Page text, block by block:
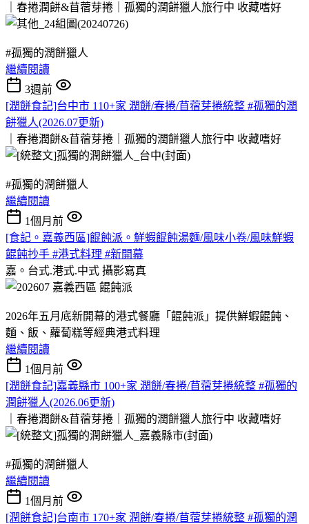
｜春捲潤餅&苜蓿芽捲｜孤獨的潤餅獵人旅行中 收藏嗜好
#孤獨的潤餅獵人
繼續閱讀
3週前
[潤餅食記]台中市 110+家 潤餅/春捲/苜蓿芽捲統整 #孤獨的潤
餅獵人(2026.07更新)
｜春捲潤餅&苜蓿芽捲｜孤獨的潤餅獵人旅行中 收藏嗜好
#孤獨的潤餅獵人
繼續閱讀
1個月前
[食記。嘉義西區]餛飩派。鮮蝦餛飩湯麵/風味小卷/風味鮮蝦
餛飩抄手 #港式料理 #新開幕
嘉。台式.港式.中式 攝影寫真
2026年五月底新開幕的港式餐廳「餛飩派」提供鮮蝦餛飩、
麵、飯、蘿蔔糕等經典港式料理
繼續閱讀
1個月前
[潤餅食記]嘉義縣市 100+家 潤餅/春捲/苜蓿芽捲統整 #孤獨的
潤餅獵人(2026.06更新)
｜春捲潤餅&苜蓿芽捲｜孤獨的潤餅獵人旅行中 收藏嗜好
#孤獨的潤餅獵人
繼續閱讀
1個月前
[潤餅食記]台南市 170+家 潤餅/春捲/苜蓿芽捲統整 #孤獨的潤